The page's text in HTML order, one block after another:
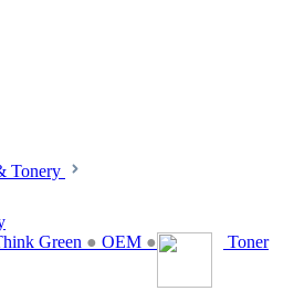
Tonery
Green ● OEM ● Toner